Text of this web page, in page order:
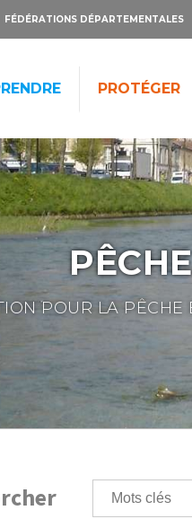
FÉDÉRATIONS DÉPARTEMENTALES
PROTÉGER
POUR LA